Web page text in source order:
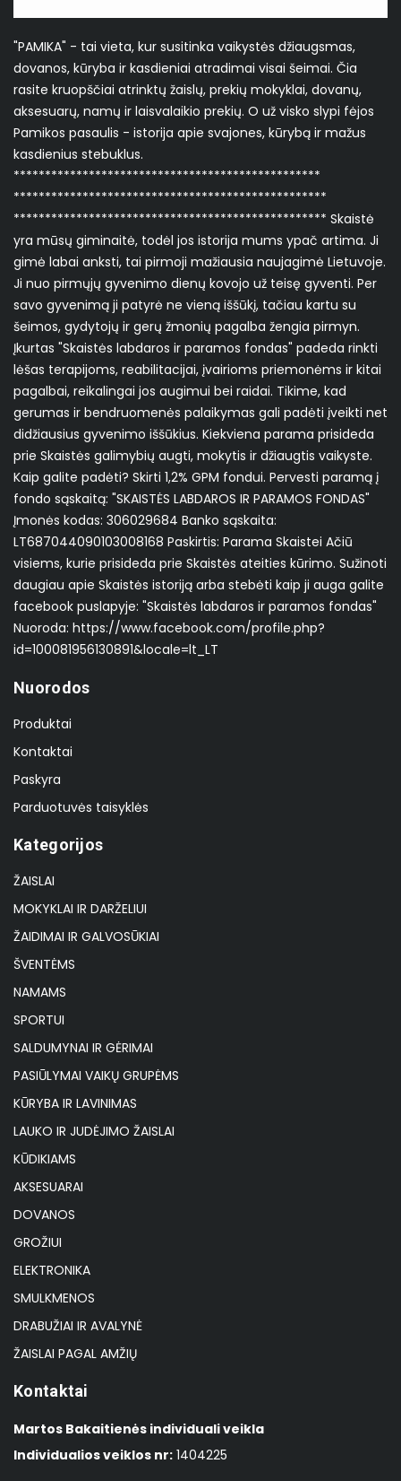
"PAMIKA" - tai vieta, kur susitinka vaikystės džiaugsmas,
dovanos, kūryba ir kasdieniai atradimai visai šeimai. Čia
rasite kruopščiai atrinktų žaislų, prekių mokyklai, dovanų,
aksesuarų, namų ir laisvalaikio prekių. O už visko slypi fėjos
Pamikos pasaulis - istorija apie svajones, kūrybą ir mažus
kasdienius stebuklus.
*************************************************
**************************************************
************************************************** Skaistė
yra mūsų giminaitė, todėl jos istorija mums ypač artima. Ji
gimė labai anksti, tai pirmoji mažiausia naujagimė Lietuvoje.
Ji nuo pirmųjų gyvenimo dienų kovojo už teisę gyventi. Per
savo gyvenimą ji patyrė ne vieną iššūkį, tačiau kartu su
šeimos, gydytojų ir gerų žmonių pagalba žengia pirmyn.
Įkurtas "Skaistės labdaros ir paramos fondas" padeda rinkti
lėšas terapijoms, reabilitacijai, įvairioms priemonėms ir kitai
pagalbai, reikalingai jos augimui bei raidai. Tikime, kad
gerumas ir bendruomenės palaikymas gali padėti įveikti net
didžiausius gyvenimo iššūkius. Kiekviena parama prisideda
prie Skaistės galimybių augti, mokytis ir džiaugtis vaikyste.
Kaip galite padėti? Skirti 1,2% GPM fondui. Pervesti paramą į
fondo sąskaitą: "SKAISTĖS LABDAROS IR PARAMOS FONDAS"
Įmonės kodas: 306029684 Banko sąskaita:
LT687044090103008168 Paskirtis: Parama Skaistei Ačiū
visiems, kurie prisideda prie Skaistės ateities kūrimo. Sužinoti
daugiau apie Skaistės istoriją arba stebėti kaip ji auga galite
facebook puslapyje: "Skaistės labdaros ir paramos fondas"
Nuoroda: https://www.facebook.com/profile.php?
id=100081956130891&locale=lt_LT
Nuorodos
Produktai
Kontaktai
Paskyra
Parduotuvės taisyklės
Kategorijos
ŽAISLAI
MOKYKLAI IR DARŽELIUI
ŽAIDIMAI IR GALVOSŪKIAI
ŠVENTĖMS
NAMAMS
SPORTUI
SALDUMYNAI IR GĖRIMAI
PASIŪLYMAI VAIKŲ GRUPĖMS
KŪRYBA IR LAVINIMAS
LAUKO IR JUDĖJIMO ŽAISLAI
KŪDIKIAMS
AKSESUARAI
DOVANOS
GROŽIUI
ELEKTRONIKA
SMULKMENOS
DRABUŽIAI IR AVALYNĖ
ŽAISLAI PAGAL AMŽIŲ
Kontaktai
Martos Bakaitienės individuali veikla
Individualios veiklos nr: 1404225